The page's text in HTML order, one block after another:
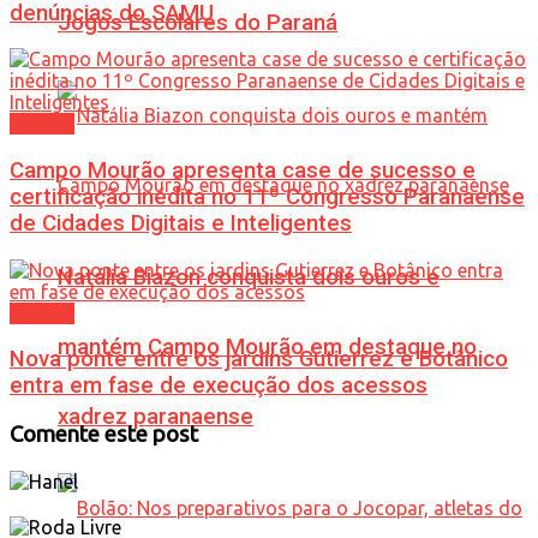
Jogos Escolares do Paraná
Natália Biazon conquista dois ouros e
mantém Campo Mourão em destaque no
xadrez paranaense
denúncias do SAMU
Campo Mourão apresenta case de sucesso e
certificação inédita no 11º Congresso Paranaense
de Cidades Digitais e Inteligentes
Nova ponte entre os jardins Gutierrez e Botânico
entra em fase de execução dos acessos
Comente este post